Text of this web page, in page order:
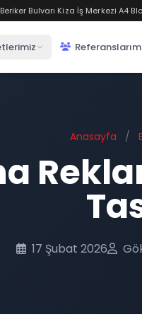
Bulvarı Kiza İş Merkezi A4
Anasayfa /
17 Şubat 2026